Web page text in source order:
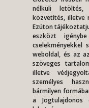
nélküli letöltés,
közvetítés, illetve
Ezúton
eszközt
cselekményekkel
weboldal, és az
szöveges
illetve
személyes
bármilyen
a Jogtulajdonos